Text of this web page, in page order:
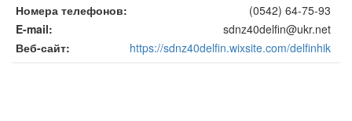
Номера телефонов
(0542) 64-75-93
E-mail
sdnz40delfin@ukr.net
Веб-сайт
https://sdnz40delfin.wixsite.com/delfinhik